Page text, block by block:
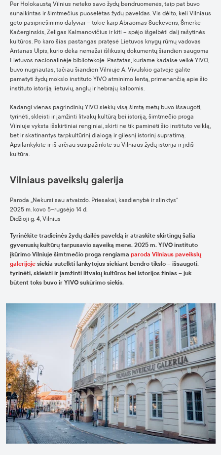
Per Holokaustą Vilnius neteko savo žydų bendruomenės, taip pat buvo
sunaikintas ir šimtmečius puoselėtas žydų paveldas. Vis dėlto, keli Vilniaus
geto pasipriešinimo dalyviai – tokie kaip Abraomas Suckeveris, Šmerkė
Kačerginskis, Zeligas Kalmanovičius ir kiti – spėjo išgelbėti dalį rašytinės
kultūros. Po karo šias pastangas pratęsė Lietuvos knygų rūmų vadovas
Antanas Ulpis, kurio dėka nemažai išlikusių dokumentų šiandien saugoma
Lietuvos nacionalinėje bibliotekoje. Pastatas, kuriame kadaise veikė YIVO,
buvo nugriautas, tačiau šiandien Vilniuje A. Vivulskio gatvėje galite
pamatyti žydų mokslo instituto YIVO atminimo lentą, primenančią apie šio
instituto istoriją lietuvių, anglų ir hebrajų kalbomis.
Kadangi vienas pagrindinių YIVO siekių visą šimtą metų buvo išsaugoti,
tyrinėti, skleisti ir įamžinti litvakų kultūrą bei istoriją, šimtmečio proga
Vilniuje vyksta išskirtiniai renginiai, skirti ne tik paminėti šio instituto veiklą,
bet ir skatinantys tarpkultūrinį dialogą ir gilesnį istorinį supratimą.
Apsilankykite ir iš arčiau susipažinkite su Vilniaus žydų istorija ir jidiš
kultūra.
Vilniaus paveikslų galerija
Paroda „Nekursi sau atvaizdo. Priesakai, kasdienybė ir slinktys“
2025 m. kovo 5–rugsėjo 14 d.
Didžioji g. 4, Vilnius
Tyrinėkite tradicinės žydų dailės paveldą ir atraskite skirtingų šalia
gyvenusių kultūrų tarpusavio sąveiką mene. 2025 m. YIVO instituto
įkūrimo Vilniuje šimtmečio proga rengiama paroda Vilniaus paveikslų
galerijoje siekia sutelkti lankytojus siekiant bendro tikslo – išsaugoti,
tyrinėti, skleisti ir įamžinti litvakų kultūros bei istorijos žinias – juk
būtent toks buvo ir YIVO sukūrimo siekis.